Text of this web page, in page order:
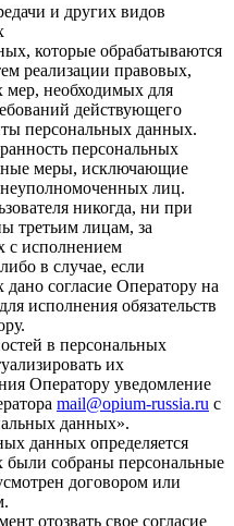
и других видов
которые обрабатываются
реализации правовых,
мер, необходимых для
действующего
персональных данных.
персональных
меры, исключающие
лиц.
никогда, ни при
третьим лицам, за
с исполнением
в случае, если
согласие Оператору на
исполнения обязательств
в персональных
их
Оператору уведомление
mail@opium-russia.ru с
данных».
данных определяется
были собраны персональные
договором или
отозвать свое согласие